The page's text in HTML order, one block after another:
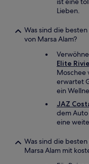
Lieben.
Was sind die
von Marsa Alam?
Elite
Moschee
erwartet
ein
JAZ
dem
eine
Was sind die
Marsa Alam mit